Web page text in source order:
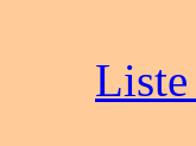
Liste